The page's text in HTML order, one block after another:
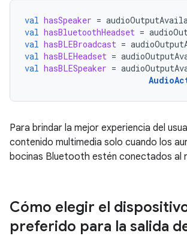
val hasSpeaker =
val hasBluetoothHeadset =
val hasBLEBroadcast =
val hasBLEHeadset =
val hasBLESpeaker =
Para brindar la mejor experiencia del
contenido multimedia solo cuando los
bocinas Bluetooth estén conectados al
Cómo elegir el
preferido para la salida